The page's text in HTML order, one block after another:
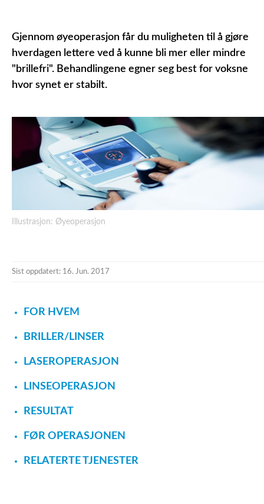
Gjennom øyeoperasjon får du muligheten til å gjøre
hverdagen lettere ved å kunne bli mer eller mindre
"brillefri". Behandlingene egner seg best for voksne
hvor synet er stabilt.
Illustrasjon: Øyeoperasjon
Sist oppdatert: 16. Jun. 2017
FOR HVEM
BRILLER/LINSER
LASEROPERASJON
LINSEOPERASJON
RESULTAT
FØR OPERASJONEN
RELATERTE TJENESTER